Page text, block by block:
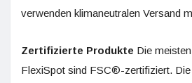
verwenden klimaneutralen Versand
Zertifizierte Produkte Die
FlexiSpot sind FSC®-zertifiziert.